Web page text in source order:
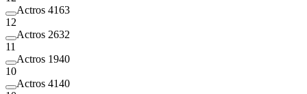
Actros 4163
12
Actros 2632
11
Actros 1940
10
Actros 4140